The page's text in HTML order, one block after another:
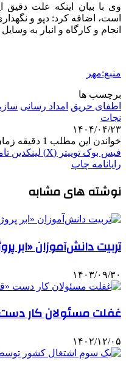
وی با بیان اینکه علت دقیق
است، اضافه کرد: دپو و
انجام و کارگاه و انبار به
منبع:مهر
برچسب ها
اطفای حریق امداد رسانی
نجات
۱۴۰۴/۰۴/۲۳
خواندن این مطلب 1 دقیقه زمان میبرد
فیس بوک توییتر (X) لینکدین
رایانامه چاپ
نوشته های مشابه
تربیت دانش‌آموزان «ابر
۱۴۰۳/۰۹/۳۰
غفلت مسئولان کار دست
۱۴۰۲/۱۲/۰۵